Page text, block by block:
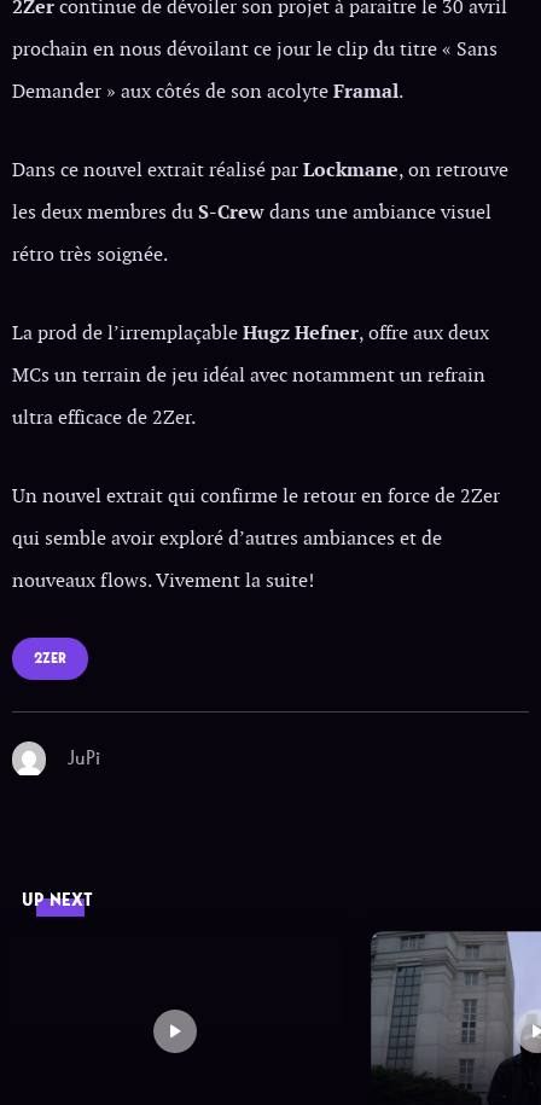
2Zercontinue de dévoiler son projet à paraitre le 30 avril
prochain en nous dévoilant ce jour le clip du titre « Sans
Demander » aux côtés de son acolyteFramal.
Dans ce nouvel extrait réalisé parLockmane, on retrouve
les deux membres duS-Crewdans une ambiance visuel
rétro très soignée.
La prod de l’irremplaçableHugz Hefner, offre aux deux
MCs un terrain de jeu idéal avec notamment un refrain
ultra efficace de 2Zer.
Un nouvel extrait qui confirme le retour en force de 2Zer
qui semble avoir exploré d’autres ambiances et de
nouveaux flows. Vivement la suite!
2ZER
JuPi
UP NEXT